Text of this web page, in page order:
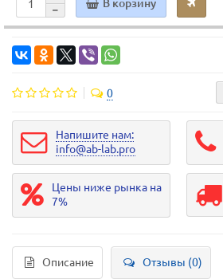
В корзину
0
Напишите нам:
info@ab-lab.pro
Цены ниже рынка на
7%
Описание Отзывы (0)